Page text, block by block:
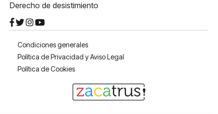
Derecho de desistimiento
Condiciones generales
Política de Privacidad y Aviso Legal
Política de Cookies